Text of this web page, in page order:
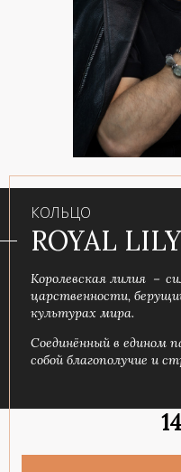
КОЛЬЦО
ROYAL LILY
Королевская лилия －
царственности,
культурах мира.
Соединённый в едином
собой благополучие и